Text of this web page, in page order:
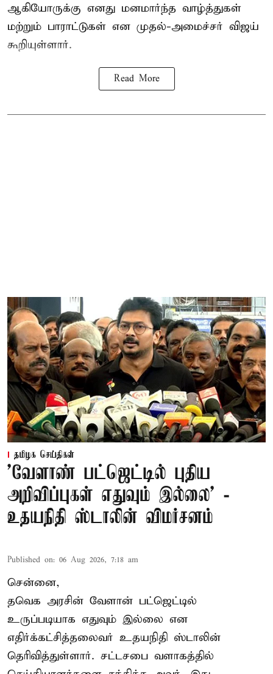
ஆகியோருக்கு எனது மனமார்ந்த வாழ்த்துகள்
மற்றும் பாராட்டுகள் என முதல்-அமைச்சர் விஜய்
கூறியுள்ளார்.
Read More
தமிழக செய்திகள்
'வேளாண் பட்ஜெட்டில் புதிய
அறிவிப்புகள் எதுவும் இல்லை' -
உதயநிதி ஸ்டாலின் விமர்சனம்
Published on: 06 Aug 2026, 7:18 am
சென்னை,
தவெக அரசின் வேளான் பட்ஜெட்டில்
உருப்படியாக எதுவும் இல்லை என
எதிர்க்கட்சித்தலைவர் உதயநிதி ஸ்டாலின்
தெரிவித்துள்ளார். சட்டசபை வளாகத்தில்